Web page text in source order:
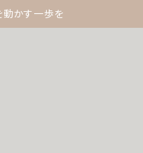
動かす一歩を